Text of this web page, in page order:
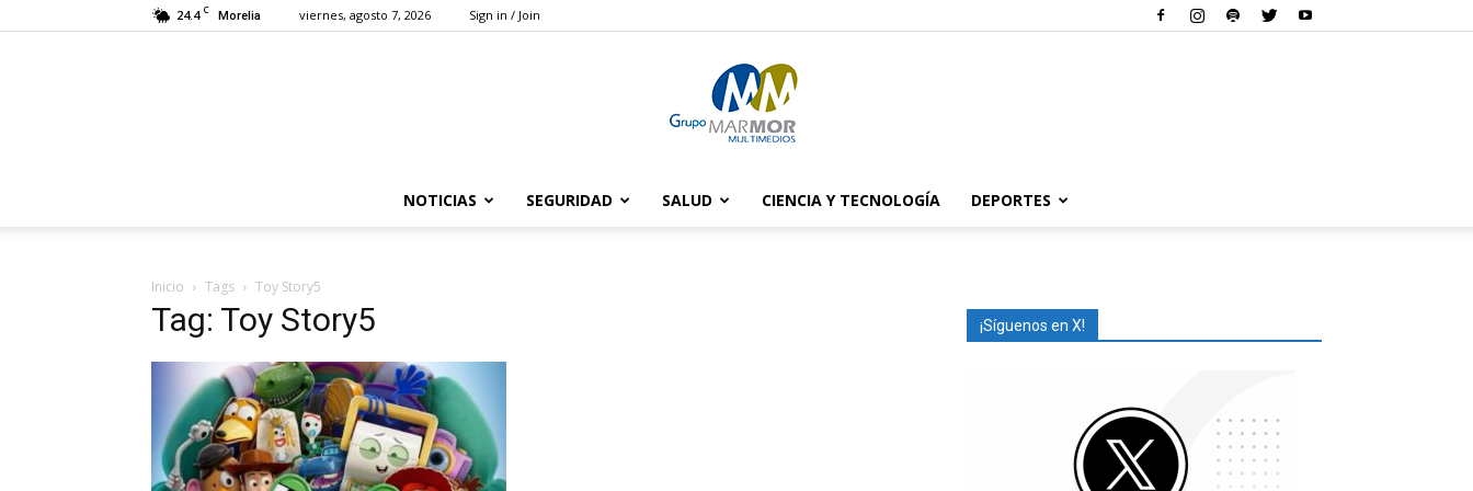
24.4 C Morelia viernes, agosto 7, 2026 Sign in / Join
NOTICIAS SEGURIDAD SALUD CIENCIA Y TECNOLOGÍA DEPORTES
Inicio Tags Toy Story5
Tag: Toy Story5 ¡Síguenos en X!